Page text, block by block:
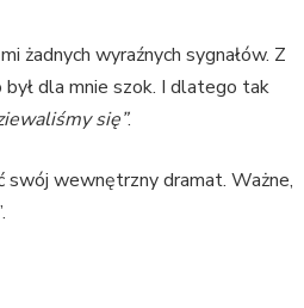
żadnych wyraźnych sygnałów. Z
dla mnie szok. I dlatego tak
się”.
swój wewnętrzny dramat. Ważne,